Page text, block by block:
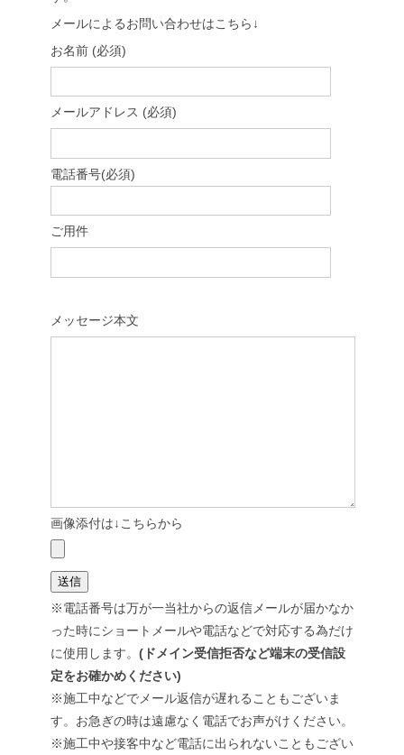
メールによるお問い合わせはこちら↓
お名前 (必須)
メールアドレス (必須)
電話番号(必須)
ご用件
メッセージ本文
画像添付は↓こちらから
※電話番号は万が一当社からの返信メールが届かなか
った時にショートメールや電話などで対応する為だけ
に使用します。 (ドメイン受信拒否など端末の受信設
定をお確かめください)
※施工中などでメール返信が遅れることもございま
す。お急ぎの時は遠慮なく電話でお声がけください。
※施工中や接客中など電話に出られないこともござい